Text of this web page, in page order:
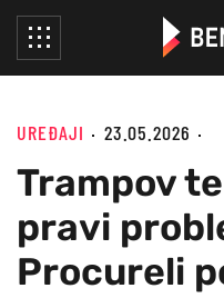
UREĐAJI 23.05.2026
Trampov
pravi
Procureli